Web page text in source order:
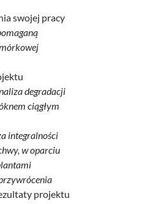
swojej pracy
degradacji
ciągłym
integralności
w oparciu
projektu